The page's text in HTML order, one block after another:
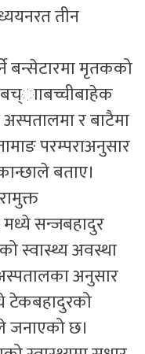
तीन
बन्सेटारमा मृतकको
बच्ााबच्चीबाहेक
र बाटैमा
परम्पराअनुसार
बताए।
मध्ये सन्जबहादुर
स्वास्थ्य अवस्था
अनुसार
टेकबहादुरको
जनाएको छ।